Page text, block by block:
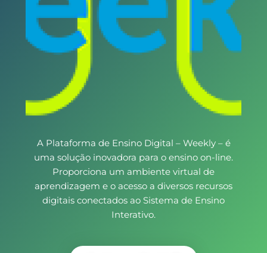
A Plataforma de Ensino Digital – Weekly – é
uma solução inovadora para o ensino on-line.
Proporciona um ambiente virtual de
aprendizagem e o acesso a diversos recursos
digitais conectados ao Sistema de Ensino
Interativo.